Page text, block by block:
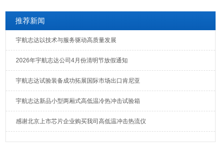
推荐新闻
宇航志达以技术与服务驱动高质量发展
2026年宇航志达公司4月份清明节放假通知
宇航志达试验装备成功拓展国际市场出口肯尼亚
宇航志达新品小型两厢式高低温冷热冲击试验箱
感谢北京上市芯片企业购买我司高低温冲击热流仪